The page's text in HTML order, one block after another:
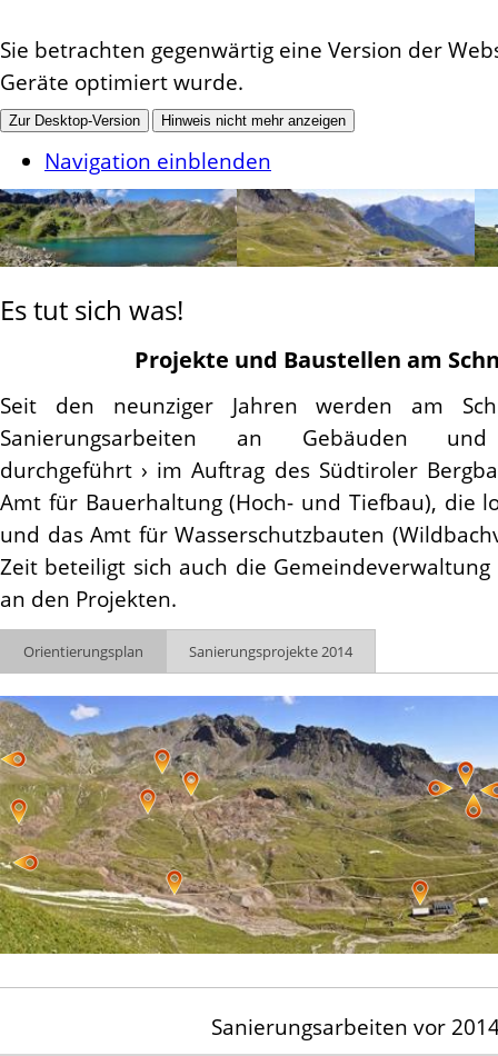
Sie betrachten gegenwärtig eine Version der
Geräte optimiert wurde.
Zur Desktop-Version Hinweis nicht mehr anzeigen
Navigation einblenden
Es tut sich was!
Projekte und Baustellen am
Seit den neunziger Jahren werden am
Sanierungsarbeiten an Gebäuden und
durchgeführt › im Auftrag des Südtiroler
Amt für Bauerhaltung (Hoch- und Tiefbau), die
und das Amt für Wasserschutzbauten
Zeit beteiligt sich auch die Gemeindeverwaltung
an den Projekten.
Orientierungsplan Sanierungsprojekte 2014
Sanierungsarbeiten vor